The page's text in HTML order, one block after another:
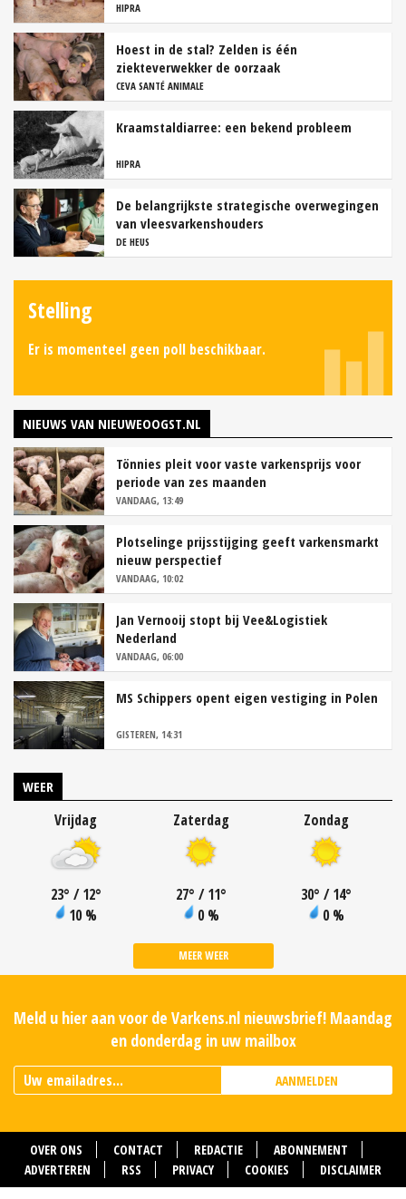
HIPRA
Hoest in de stal? Zelden is één
ziekteverwekker de oorzaak
CEVA SANTÉ ANIMALE
Kraamstaldiarree: een bekend probleem
HIPRA
De belangrijkste strategische overwegingen
van vleesvarkenshouders
DE HEUS
Stelling
Er is momenteel geen poll beschikbaar.
NIEUWS VAN NIEUWEOOGST.NL
Tönnies pleit voor vaste varkensprijs voor
periode van zes maanden
VANDAAG, 13:49
Plotselinge prijsstijging geeft varkensmarkt
nieuw perspectief
VANDAAG, 10:02
Jan Vernooij stopt bij Vee&Logistiek
Nederland
VANDAAG, 06:00
MS Schippers opent eigen vestiging in Polen
GISTEREN, 14:31
WEER
Vrijdag
23° / 12°
10 %
Zaterdag
27° / 11°
0 %
Zondag
30° / 14°
0 %
MEER WEER
Meld u hier aan voor de Varkens.nl nieuwsbrief! Maandag
en donderdag in uw mailbox
AANMELDEN
OVER ONS CONTACT REDACTIE
ABONNEMENT
ADVERTEREN
RSS PRIVACY COOKIES DISCLAIMER